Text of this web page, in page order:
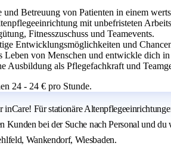
und Betreuung von Patienten in einem
mit unbefristeten
Fitnesszuschuss und Teamevents.
Entwicklungsmöglichkeiten und
Leben von Menschen und entwickle dich
Ausbildung als Pflegefachkraft und
24 - 24 € pro Stunde.
inCare! Für stationäre
Kunden bei der Suche nach Personal und
Wankendorf, Wiesbaden.